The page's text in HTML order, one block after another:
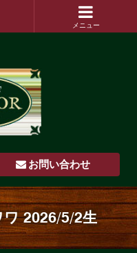
お問い合わせ
メニュー
2026/5/2生